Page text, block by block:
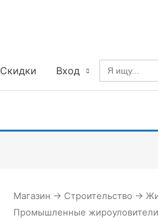
Скидки Вход
Search
for:
Магазин → Строительство →
Промышленные жироуловители